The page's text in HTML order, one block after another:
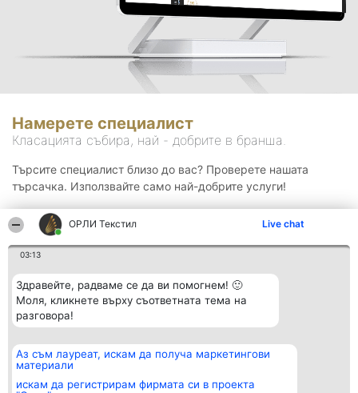
ОРЛИ Текстил Live chat
03:13
Здравейте, радваме се да ви помогнем! 🙂
Моля, кликнете върху съответната тема на
разговора!
Аз съм лауреат, искам да получа маркетингови
материали
искам да регистрирам фирмата си в проекта
Намерете специалист
Класацията събира, най - добрите в бранша.
Търсите специалист близо до вас? Проверете нашата
търсачка. Използвайте само най-добрите услуги!
Организатор на
класиране
BulevardulAleea Timișul De
Класация
всички
Контакти